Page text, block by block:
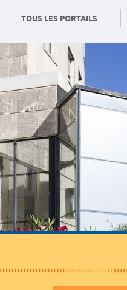
TOUS LES PORTAILS